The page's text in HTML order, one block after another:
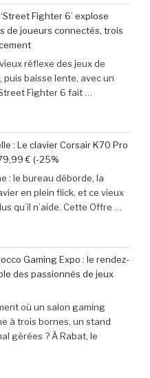
Fighter 6’ explose
de joueurs connectés, trois
réflexe des jeux de
baisse lente, avec un
Fighter 6 fait …
: Le clavier Corsair K70 Pro
€ (-25%
: le bureau déborde, la
en plein flick, et ce vieux
qu’il n’aide. Cette Offre …
Gaming Expo : le rendez-
des passionnés de jeux
où un salon gaming
à trois bornes, un stand
gérées ? À Rabat, le